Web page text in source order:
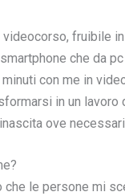
fruibile
che da
con me in
in un lavoro
ove
le persone mi